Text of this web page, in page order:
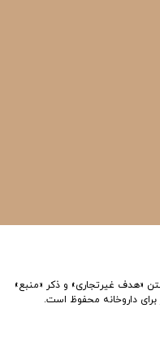
«هدف غیرتجاری» و ذکر «منبع»
داروخانه محفوظ است.